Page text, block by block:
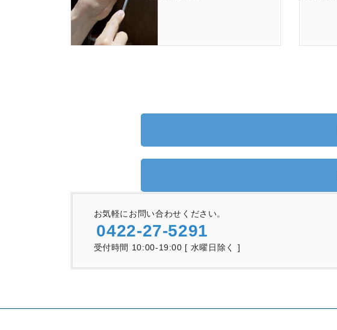
お気軽にお問い合わせください。
0422-27-5291
受付時間 10:00-19:00 [ 水曜日除く ]